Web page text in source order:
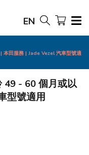
EN
本田服務 | Jade Vezel 汽車型號適
49 - 60 個月或以
型號適用